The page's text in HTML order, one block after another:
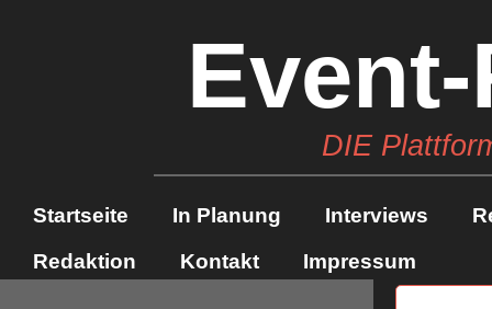
DIE
Startseite In Planung Interviews
Redaktion
Kontakt Impressum